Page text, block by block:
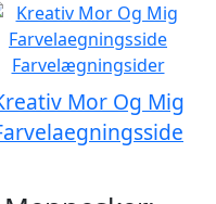
Mor Og Mig